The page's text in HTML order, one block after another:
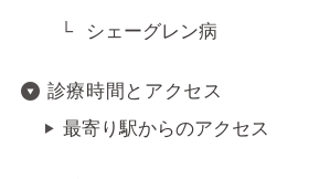
シェーグレン病
診療時間とアクセス
最寄り駅からのアクセス